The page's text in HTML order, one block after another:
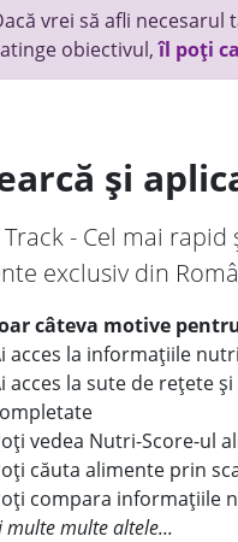
vrei să afli
obiectivul,îl poți
și
Track - Cel mai
exclusiv din
câteva motive
acces la informațiile
acces la sute de rețete
vedea Nutri-Score-ul
căuta alimente prin
compara informațiile
multe multe altele...